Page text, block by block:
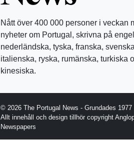
Nått över 400 000 personer i veckan
nyheter om Portugal, skrivna på
nederländska, tyska, franska,
italienska, ryska, rumänska, turkiska
kinesiska.
© 2026 The Portugal News - Grundades 1977
Allt innehåll och design tillhör copyright
Newspapers